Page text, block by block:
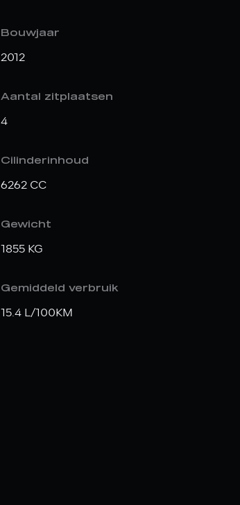
Bouwjaar
2012
Aantal zitplaatsen
4
Cilinderinhoud
6262 CC
Gewicht
1855 KG
Gemiddeld verbruik
15.4 L/100KM